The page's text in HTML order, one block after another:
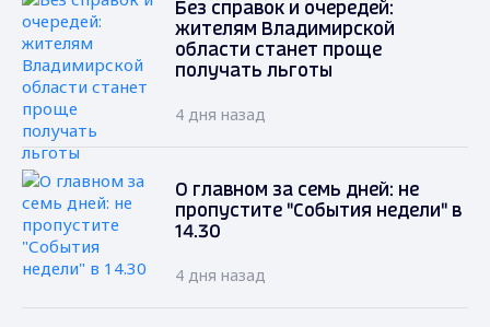
Без справок и очередей:
жителям Владимирской
области станет проще
получать льготы
4 дня назад
О главном за семь дней: не
пропустите "События недели" в
14.30
4 дня назад